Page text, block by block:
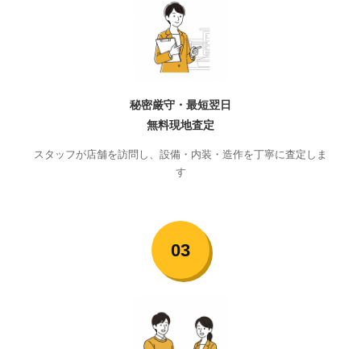
秘密厳守・最短翌日
無料現地査定
スタッフが店舗を訪問し、設備・内装・造作を丁寧に査定しま
す
03